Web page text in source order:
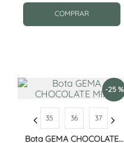
COMPRAR
-25 %
35 36 37
Bota GEMA CHOCOLATE